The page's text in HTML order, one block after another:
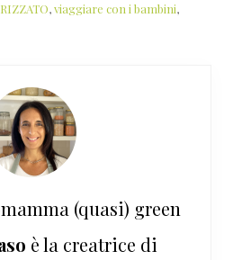
,viaggiare con i bambini,
(quasi) green
è la creatrice di